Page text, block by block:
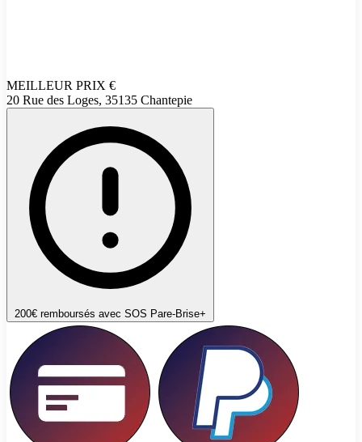
MEILLEUR PRIX €
20 Rue des Loges, 35135 Chantepie
200€ remboursés avec SOS Pare-Brise+